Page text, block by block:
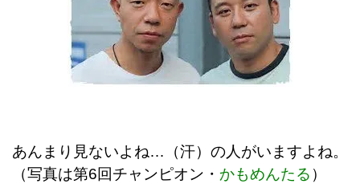
あんまり見ないよね…（汗）の人がいますよね。
（写真は第6回チャンピオン・ かもめんたる ）